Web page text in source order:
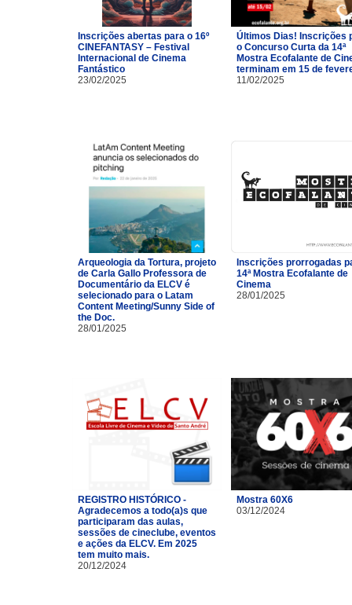
Inscrições abertas para o 16º
CINEFANTASY – Festival
Internacional de Cinema
Fantástico
23/02/2025
Últimos Dias! Inscrições
o Concurso Curta da 14ª
Mostra Ecofalante de
terminam em 15 de
11/02/2025
Arqueologia da Tortura, projeto
de Carla Gallo Professora de
Documentário da ELCV é
selecionado para o Latam
Content Meeting/Sunny Side of
the Doc.
28/01/2025
Inscrições prorrogadas
14ª Mostra Ecofalante de
Cinema
28/01/2025
REGISTRO HISTÓRICO -
Agradecemos a todo(a)s que
participaram das aulas,
sessões de cineclube, eventos
e ações da ELCV. Em 2025
tem muito mais.
20/12/2024
Mostra 60X6
03/12/2024